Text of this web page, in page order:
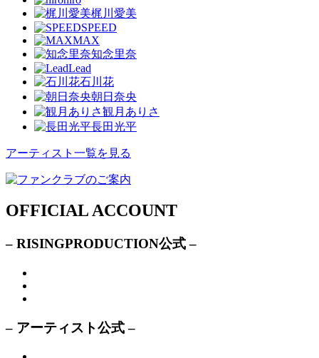
梶川愛美
SPEED
MAX
知念里奈
Lead
石川花
朝日奈央
観月ありさ
長田光平
アーティスト一覧を見る
OFFICIAL ACCOUNT
– RISINGPRODUCTION公式 –
– アーティスト公式 –